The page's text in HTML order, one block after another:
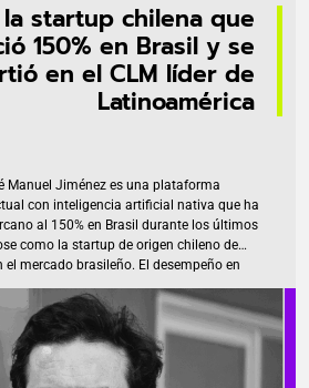
startup chilena que
150% en Brasil y se
en el CLM líder de
Latinoamérica
Manuel Jiménez es una plataforma
con inteligencia artificial nativa que ha
al 150% en Brasil durante los últimos
como la startup de origen chileno de
mercado brasileño. El desempeño en
a Webdox como el líder en
(CLM) de Latinoamérica. La
empresas controlar y automatizar todo
desde la solicitud hasta la gestión
en más de 13 países de […]